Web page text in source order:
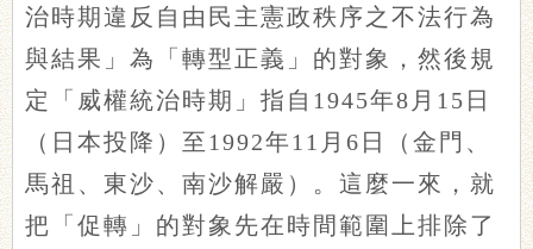
治時期違反自由民主憲政秩序之不法行為
與結果」為「轉型正義」的對象，然後規
定「威權統治時期」指自1945年8月15日
（日本投降）至1992年11月6日（金門、
馬祖、東沙、南沙解嚴）。這麼一來，就
把「促轉」的對象先在時間範圍上排除了